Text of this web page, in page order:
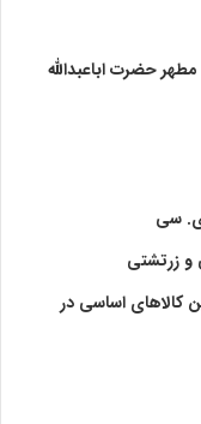
حضرت اباعبدالله
سی
و زرتشتی
کالاهای اساسی در